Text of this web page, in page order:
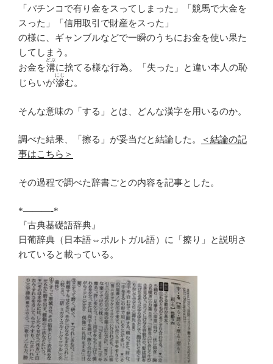
「パチンコで有り金をスってしまった」「競馬で大金を
スった」「信用取引で財産をスった」
の様に、ギャンブルなどで一瞬のうちにお金を使い果た
してしまう。
お金を溝
どぶ
に捨てる様な行為。「失った」と違い本人の恥
じらいが滲
にじ
む。
そんな意味の「する」とは、どんな漢字を用いるのか。
調べた結果、「擦る」が妥当だと結論した。
＜結論の記
事はこちら＞
その過程で調べた辞書ごとの内容を記事とした。
*———-*
『古典基礎語辞典』
日葡辞典（日本語⇔ポルトガル語）に「擦り」と説明さ
れていると載っている。